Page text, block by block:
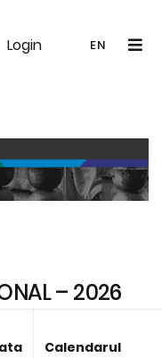
Login EN
Noutăți
– 2026
Calendarul